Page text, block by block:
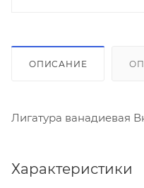
ОПИСАНИЕ
Лигатура ванадиевая
Характеристики